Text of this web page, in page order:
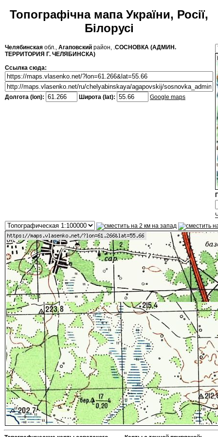
Топографічна мапа України, Росії,
Білорусі
Челябинская обл., Агаповский район, .СОСНОВКА (АДМИН.
ТЕРРИТОРИЯ Г. ЧЕЛЯБИНСКА)
Ссылка сюда:
Долгота (lon): Широта (lat): Google maps